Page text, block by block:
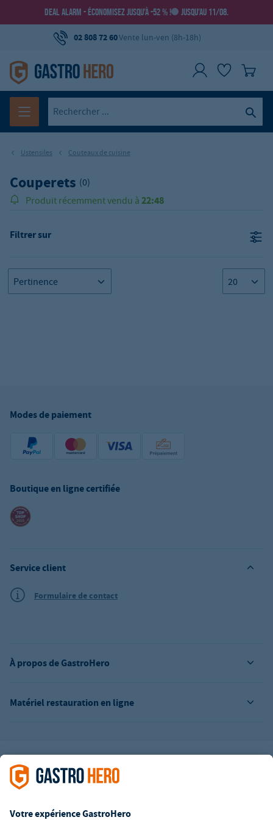
DEAL ALARM - ÉCONOMISEZ JUSQU’À -52 % ! JUSQU’AU 11/08.
02 808 72 60Vente lun-ven (8h-18h)
Ustensiles Couteaux de cuisine
Couperets (0)
Produit récemment vendu à 22:48
Filtrer sur
Modes de paiement
Boutique en ligne certifiée
Matériel restauration en ligne
À propos de GastroHero
Service client
Formulaire de contact
L’offre de la société GastroHero est exclusivement destinée aux
entreprises. Tous les prix sont des prix unitaires nets majorés de
Certaines méthodes de paiement peuvent entraîner des frais